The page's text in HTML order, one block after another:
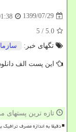
1399/07/29
5.0
/ 5
تگهای خبر:
این پست الف
تازه ترین پستهای
دقیقا به اندازه مصرف